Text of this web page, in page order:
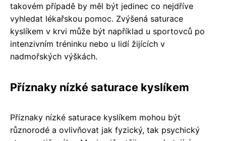
takovém případě by měl být jedinec co nejdříve
vyhledat lékařskou pomoc. Zvýšená saturace
kyslíkem v krvi může být například u sportovců po
intenzivním tréninku nebo u lidí žijících v
nadmořských výškách.
Příznaky nízké saturace kyslíkem
Příznaky nízké saturace kyslíkem mohou být
různorodé a ovlivňovat jak fyzický, tak psychický